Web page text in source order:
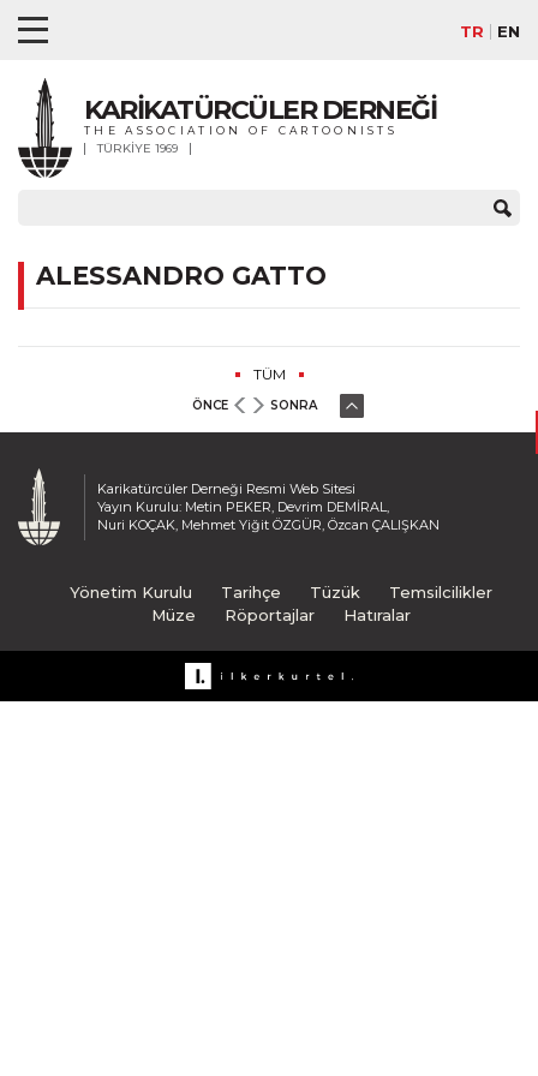
TR EN
KARİKATÜRCÜLER DERNEĞİ
THE ASSOCIATION OF CARTOONISTS
TÜRKİYE 1969
ALESSANDRO GATTO
TÜM
ÖNCE SONRA
Karikatürcüler Derneği Resmi Web Sitesi
Yayın Kurulu: Metin PEKER, Devrim DEMİRAL,
Nuri KOÇAK, Mehmet Yiğit ÖZGÜR, Özcan ÇALIŞKAN
Yönetim Kurulu Tarihçe Tüzük
Temsilcilikler
Müze
Röportajlar Hatıralar